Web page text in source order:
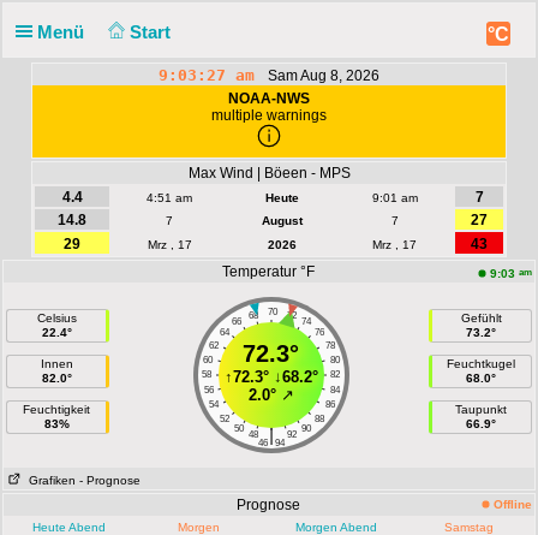
Menü Start °C
9:03:27 am
Sam Aug 8, 2026
NOAA-NWS
multiple warnings
Max Wind | Böeen - MPS
4.4
4:51 am Heute 9:01 am
7
14.8
7 August 7
27
29
Mrz , 17 2026 Mrz , 17
43
Temperatur °F
9:03 am
Celsius
22.4°
Innen
82.0°
Feuchtigkeit
83%
70
68 72
66
74
64
76
62
78
60
80
58
82
56
84
54
86
52
88
50
90
48 92
|
46 94
72.3°
↑72.3°↓68.2°
2.0°↗
Gefühlt
73.2°
Feuchtkugel
68.0°
Taupunkt
66.9°
Grafiken - Prognose
Prognose
Offline
Heute Abend
Morgen Morgen Abend Samstag